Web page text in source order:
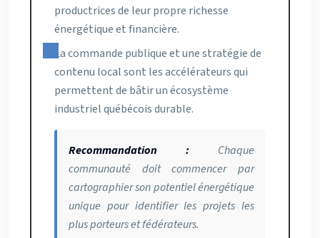
productrices de leur propre richesse
énergétique et financière.
La commande publique et une stratégie de
contenu local sont les accélérateurs qui
permettent de bâtir un écosystème
industriel québécois durable.
Recommandation : Chaque
communauté doit commencer par
cartographier son potentiel énergétique
unique pour identifier les projets les
plus porteurs et fédérateurs.